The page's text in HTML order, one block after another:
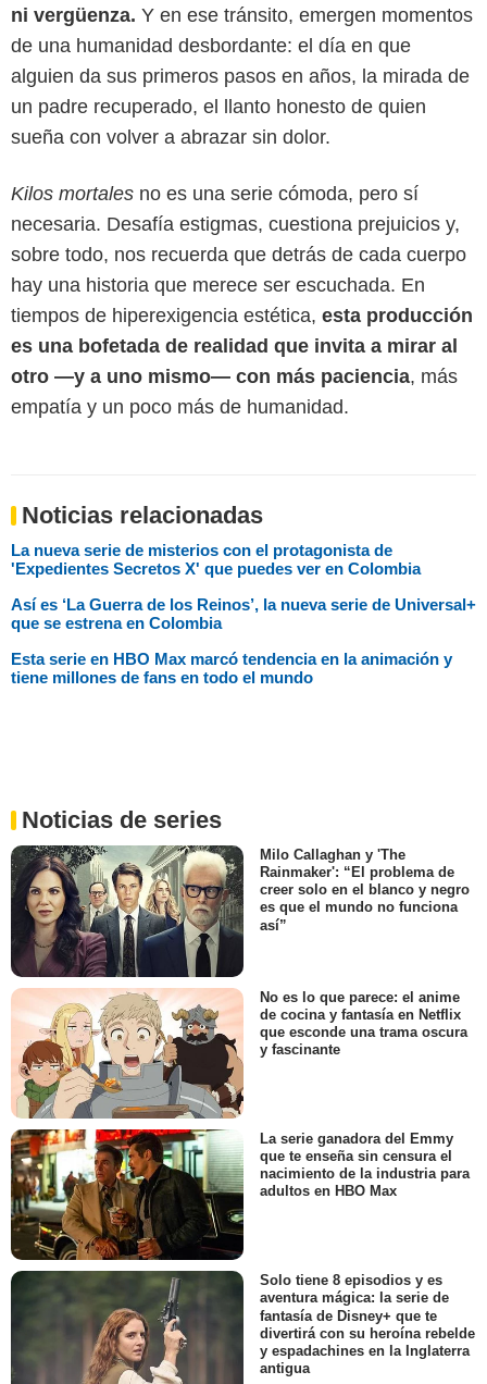
ni vergüenza. Y en ese tránsito, emergen momentos
de una humanidad desbordante: el día en que
alguien da sus primeros pasos en años, la mirada de
un padre recuperado, el llanto honesto de quien
sueña con volver a abrazar sin dolor.
Kilos mortales no es una serie cómoda, pero sí
necesaria. Desafía estigmas, cuestiona prejuicios y,
sobre todo, nos recuerda que detrás de cada cuerpo
hay una historia que merece ser escuchada. En
tiempos de hiperexigencia estética, esta producción
es una bofetada de realidad que invita a mirar al
otro —y a uno mismo— con más paciencia, más
empatía y un poco más de humanidad.
Noticias relacionadas
La nueva serie de misterios con el protagonista de
'Expedientes Secretos X' que puedes ver en Colombia
Así es ‘La Guerra de los Reinos’, la nueva serie de Universal+
que se estrena en Colombia
Esta serie en HBO Max marcó tendencia en la animación y
tiene millones de fans en todo el mundo
Noticias de series
Milo Callaghan y 'The
Rainmaker': “El problema de
creer solo en el blanco y negro
es que el mundo no funciona
así”
No es lo que parece: el anime
de cocina y fantasía en Netflix
que esconde una trama oscura
y fascinante
La serie ganadora del Emmy
que te enseña sin censura el
nacimiento de la industria para
adultos en HBO Max
Solo tiene 8 episodios y es
aventura mágica: la serie de
fantasía de Disney+ que te
divertirá con su heroína rebelde
y espadachines en la Inglaterra
antigua